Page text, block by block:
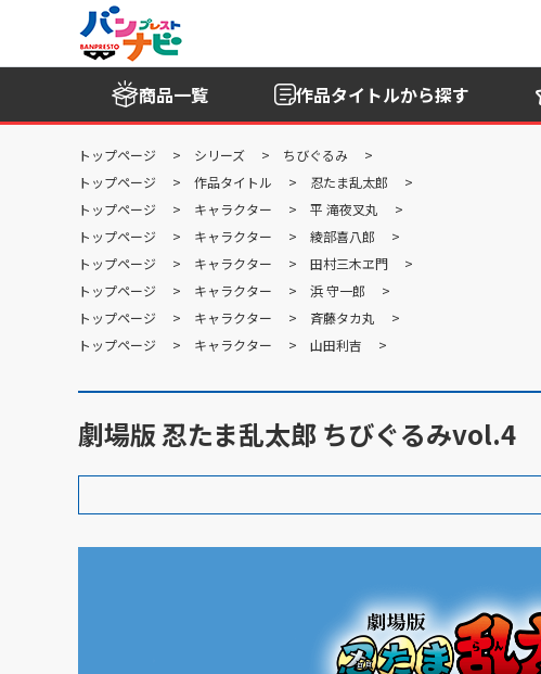
商品一覧 作品タイトルから探す
トップページ シリーズ
ちびぐるみ
トップページ
作品タイトル
忍たま乱太郎
トップページ
キャラクター
平 滝夜叉丸
トップページ
キャラクター
綾部喜八郎
トップページ
キャラクター
田村三木ヱ門
トップページ
キャラクター
浜 守一郎
トップページ
キャラクター
斉藤タカ丸
トップページ
キャラクター 山田利吉
劇場版 忍たま乱太郎 ちびぐるみvol.4